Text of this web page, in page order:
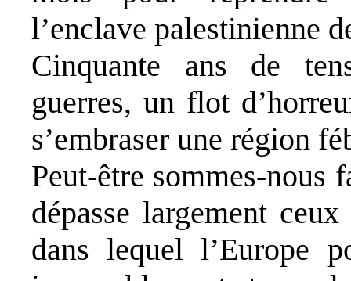
l’enclave palestinienne
Cinquante ans de
guerres, un flot
s’embraser une région
Peut-être sommes-nous
dépasse largement
dans lequel l’Europe